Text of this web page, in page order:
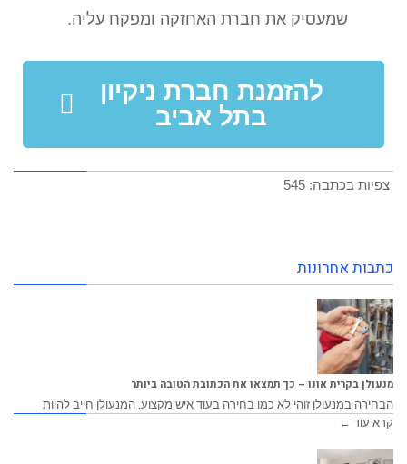
שמעסיק את חברת האחזקה ומפקח עליה.
להזמנת חברת ניקיון
בתל אביב
צפיות בכתבה: 545
כתבות אחרונות
מנעולן בקרית אונו – כך תמצאו את הכתובת הטובה ביותר
הבחירה במנעולן זוהי לא כמו בחירה בעוד איש מקצוע. המנעולן חייב להיות
קרא עוד ←